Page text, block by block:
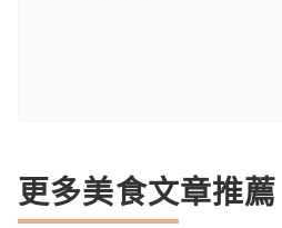
更多美食文章推薦